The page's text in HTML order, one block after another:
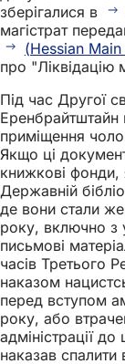
зберігалися в
магістрат
(Hessian
про "Ліквідацію
Під час Другої
Еренбрайтштайн
приміщення
Якщо ці
книжкові фонди,
Державній
де вони стали
року, включно з
письмові
часів Третього
наказом
перед вступом
року, або
адміністрації
наказав спалити